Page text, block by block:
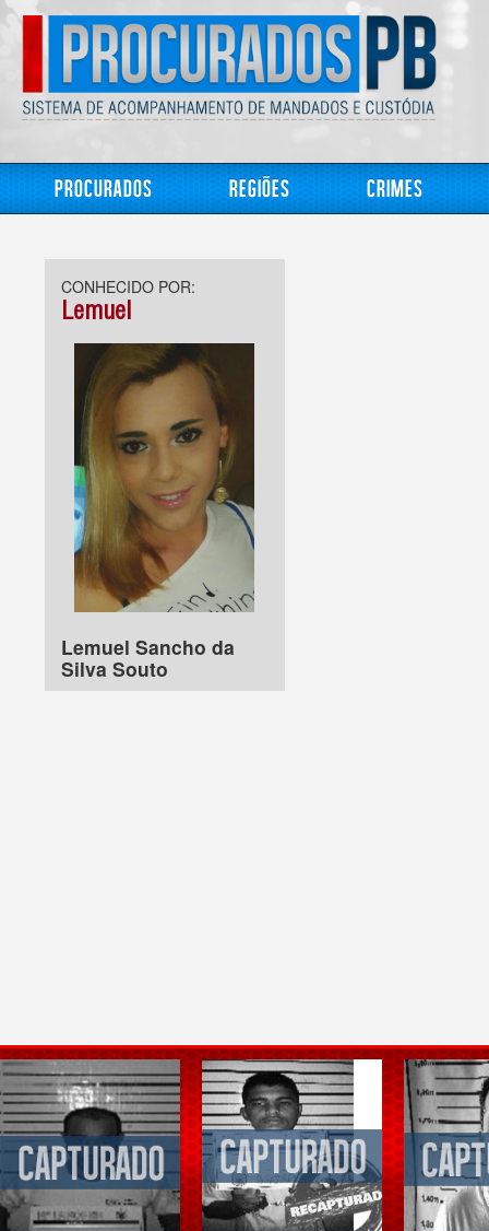
Procurados Regiões Crimes
CONHECIDO POR:
Lemuel
Lemuel Sancho da
Silva Souto